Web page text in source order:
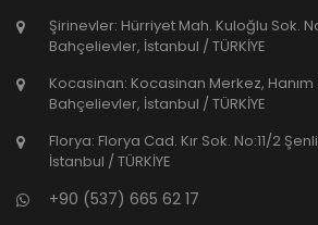
Şirinevler: Hürriyet Mah. Kuloğlu Sok.
Bahçelievler, İstanbul / TÜRKİYE
Kocasinan: Kocasinan Merkez, Hanım
Bahçelievler, İstanbul / TÜRKİYE
Florya: Florya Cad. Kır Sok. No:11/2
İstanbul / TÜRKİYE
+90 (537) 665 62 17